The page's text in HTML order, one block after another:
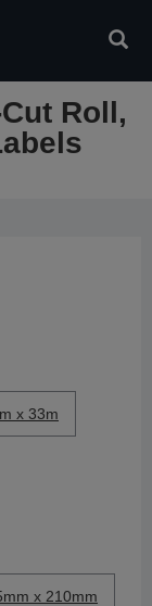
Roll,
x 33m
x 210mm